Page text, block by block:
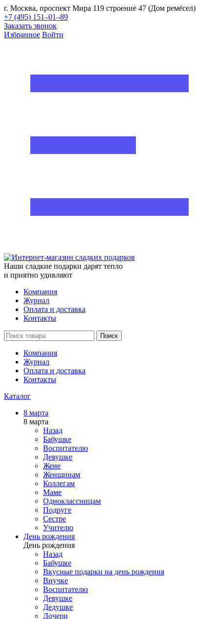
г. Москва, проспект Мира 119 строение 47 (Дом ремёсел)
+7 (495) 151–01–89
Заказать звонок
Избранное Войти
Наши сладкие подарки дарят тепло
и приятно удивляют
Компания
Журнал
Оплата и доставка
Контакты
Поиск
Компания
Журнал
Оплата и доставка
Контакты
Каталог
8 марта
8 марта
Назад
Бабушке
Воспитателю
Девушке
Жене
Женщинам
Коллегам
Маме
Одноклассницам
Подруге
Сестре
Учителю
День рождения
День рождения
Назад
Бабушке
Вкусные подарки на день рождения
Внучке
Воспитателю
Девушке
Дедушке
Дочери